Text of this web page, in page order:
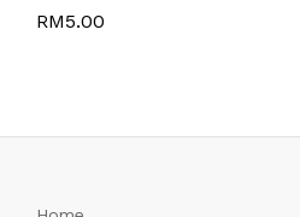
RM5.00